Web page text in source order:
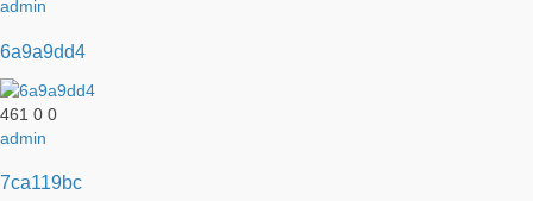
admin
6a9a9dd4
461 0 0
admin
7ca119bc